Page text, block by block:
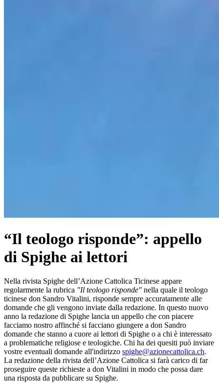
“Il teologo risponde”: appello
di Spighe ai lettori
Nella rivista Spighe dell’Azione Cattolica Ticinese appare
regolarmente la rubrica "Il teologo risponde" nella quale il teologo
ticinese don Sandro Vitalini, risponde sempre accuratamente alle
domande che gli vengono inviate dalla redazione. In questo nuovo
anno la redazione di Spighe lancia un appello che con piacere
facciamo nostro affinché si facciano giungere a don Sandro
domande che stanno a cuore ai lettori di Spighe o a chi è interessato
a problematiche religiose e teologiche. Chi ha dei quesiti può inviare
vostre eventuali domande all'indirizzo spighe@azionecattolica.ch.
La redazione della rivista dell’Azione Cattolica si farà carico di far
proseguire queste richieste a don Vitalini in modo che possa dare
una risposta da pubblicare su Spighe.